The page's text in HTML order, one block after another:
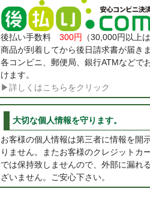
後払い手数料 300円
（30,000円以上
商品が到着してから後日請求書が届きま
各コンビニ、郵便局、銀行ATMなどで
けます。
▶詳しくはこちらをクリック
大切な個人情報を守ります。
お客様の個人情報は第三者に情報を開
りません。またお客様のクレジットカ
では保持致しませんので、外部に漏れ
ざいません。ご安心下さい。